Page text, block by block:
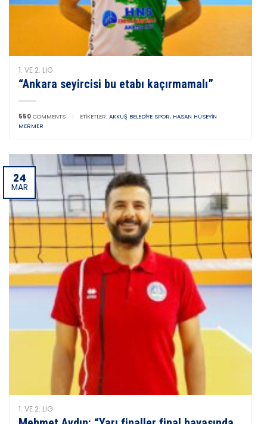
1. VE 2. LIG
“Ankara seyircisi bu etabı kaçırmamalı”
550 COMMENTS | ETIKETLER: AKKUŞ BELEDIYE SPOR, HASAN HÜSEYIN
MERMER
24
MAR
1. VE 2. LIG